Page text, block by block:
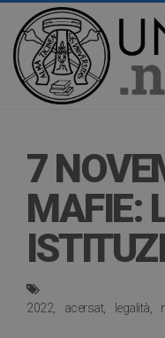
7
MAFIE:
2022 acersat legalità